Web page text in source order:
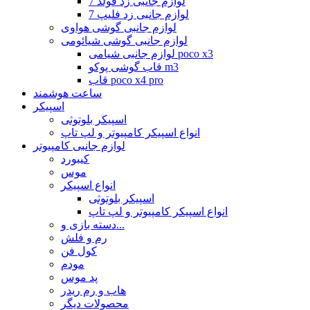
لوازم جانبی زد فلیپ 7
لوازم جانبی گوشی هواوی
لوازم جانبی گوشی شیائومی
لوازم جانبی شیامی poco x3
قاب گوشی پوکو m3
قاب poco x4 pro
ساعت هوشمند
اسپیکر
اسپیکر بلوتوثی
انواع اسپیکر کامپیوتر و لپ تاپ
لوازم جانبی کامپیوتر
کیبورد
موس
انواع اسپیکر
اسپیکر بلوتوثی
انواع اسپیکر کامپیوتر و لپ تاپ
دسته بازی و...
رم و فلش
کول فن
مودم
پد موس
هاب و رم ریدر
محصولات دیگر